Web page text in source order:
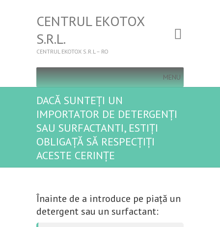
CENTRUL EKOTOX
S.R.L.
CENTRUL EKOTOX S.R.L – RO
MENU
DACĂ SUNTEȚI UN
IMPORTATOR DE DETERGENȚI
SAU SURFACTANTI, ESTIȚI
OBLIGAȚĂ SĂ RESPECȚIȚI
ACESTE CERINȚE
Înainte de a introduce pe piață un
detergent sau un surfactant: